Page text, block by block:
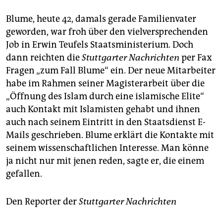
Blume, heute 42, damals gerade Familienvater
geworden, war froh über den vielversprechenden
Job in Erwin Teufels Staatsministerium. Doch
dann reichten dieStuttgarter Nachrichten per Fax
Fragen „zum Fall Blume“ ein. Der neue Mitarbeiter
habe im Rahmen seiner Magisterarbeit über die
„Öffnung des Islam durch eine islamische Elite“
auch Kontakt mit Islamisten gehabt und ihnen
auch nach seinem Eintritt in den Staatsdienst E-
Mails geschrieben. Blume erklärt die Kontakte mit
seinem wissenschaftlichen Interesse. Man könne
ja nicht nur mit jenen reden, sagte er, die einem
gefallen.
Den Reporter derStuttgarter Nachrichten